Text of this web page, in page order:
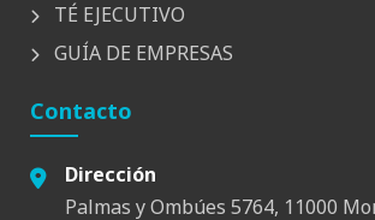
TÉ EJECUTIVO
GUÍA DE EMPRESAS
Contacto
Dirección
Palmas y Ombúes 5764, 11000